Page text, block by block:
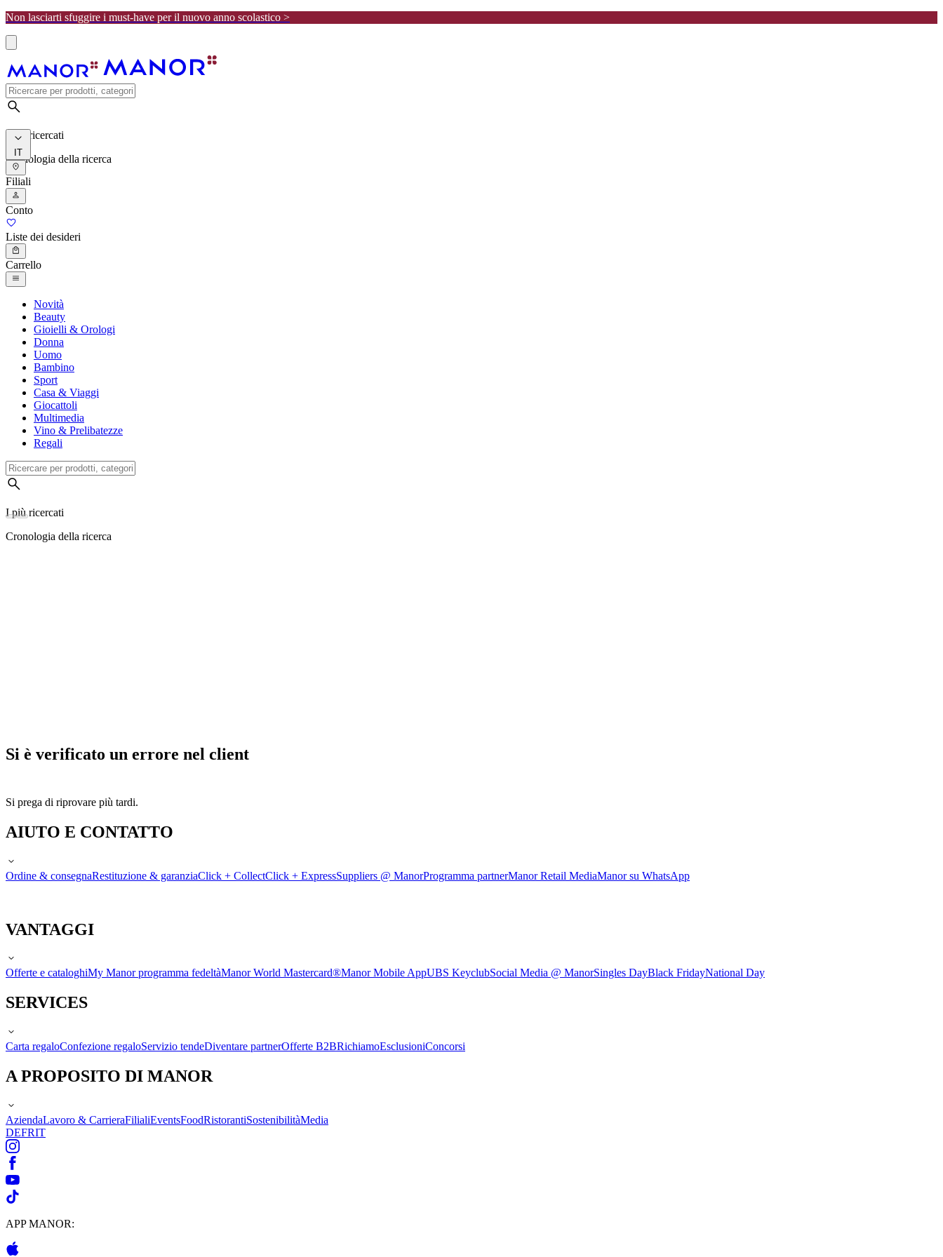
Non lasciarti sfuggire i must-have per il nuovo anno scolastico >
I più ricercati
Cronologia della ricerca
IT
Filiali
Conto
Liste dei desideri
Carrello
Novità
Beauty
Gioielli & Orologi
Donna
Uomo
Bambino
Sport
Casa & Viaggi
Giocattoli
Multimedia
Vino & Prelibatezze
Regali
I più ricercati
Cronologia della ricerca
Si è verificato un errore nel client
Si prega di riprovare più tardi.
AIUTO E CONTATTO
Ordine & consegnaRestituzione & garanziaClick + CollectClick + ExpressSuppliers @ ManorProgramma partnerManor Retail MediaManor su WhatsApp
VANTAGGI
Offerte e cataloghiMy Manor programma fedeltàManor World Mastercard®Manor Mobile AppUBS KeyclubSocial Media @ ManorSingles DayBlack FridayNational Day
SERVICES
Carta regaloConfezione regaloServizio tendeDiventare partnerOfferte B2BRichiamoEsclusioniConcorsi
A PROPOSITO DI MANOR
AziendaLavoro & CarrieraFilialiEventsFoodRistorantiSostenibilitàMedia
DEFRIT
APP MANOR: